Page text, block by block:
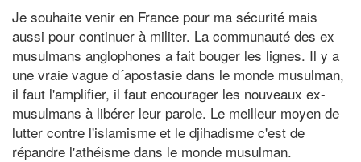
Je souhaite venir en France pour ma sécurité mais
aussi pour continuer à militer. La communauté des ex
musulmans anglophones a fait bouger les lignes. Il y a
une vraie vague d´apostasie dans le monde musulman,
il faut l'amplifier, il faut encourager les nouveaux ex-
musulmans à libérer leur parole. Le meilleur moyen de
lutter contre l'islamisme et le djihadisme c'est de
répandre l'athéisme dans le monde musulman.